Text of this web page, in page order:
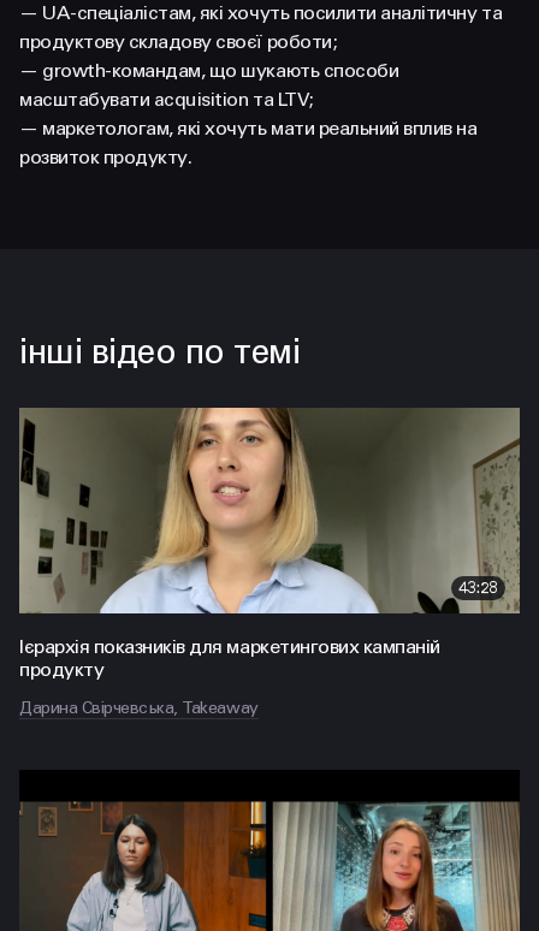
— UA-спеціалістам, які хочуть посилити аналітичну та
продуктову складову своєї роботи;
— growth-командам, що шукають способи
масштабувати acquisition та LTV;
— маркетологам, які хочуть мати реальний вплив на
розвиток продукту.
інші відео по темі
43:28
Ієрархія показників для маркетингових кампаній
продукту
Дарина Свірчевська, Takeaway